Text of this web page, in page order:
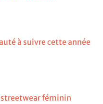
à suivre cette année
féminin